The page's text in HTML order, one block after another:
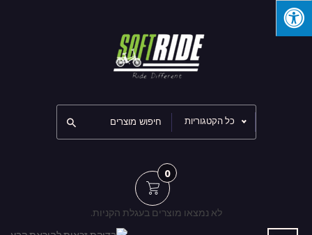
כל הקטגוריות
0
לא נמצאו מוצרים בעגלת הקניות.